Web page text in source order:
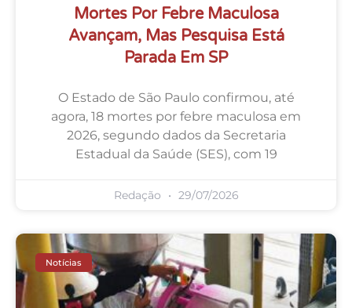
Mortes Por Febre Maculosa
Avançam, Mas Pesquisa Está
Parada Em SP
O Estado de São Paulo confirmou, até
agora, 18 mortes por febre maculosa em
2026, segundo dados da Secretaria
Estadual da Saúde (SES), com 19
Redação 29/07/2026
Notícias